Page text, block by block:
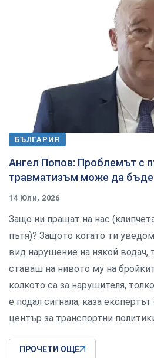
БЪЛГАРИЯ
Ангел Попов: Проблемът с
травматизъм може да бъде
14 Юли, 2026
Защо ни пращат на нас
пътя)? Защото когато ти
вид нарушение на някой водач,
ставаш на нивото му на
колкото са за нарушителя,
е подал сигнала, каза
център за транспортни
ПРОЧЕТИ ОЩЕ